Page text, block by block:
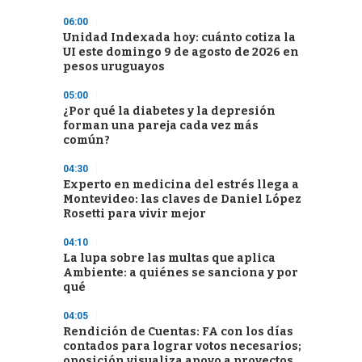
06:00
Unidad Indexada hoy: cuánto cotiza la
UI este domingo 9 de agosto de 2026 en
pesos uruguayos
05:00
¿Por qué la diabetes y la depresión
forman una pareja cada vez más
común?
04:30
Experto en medicina del estrés llega a
Montevideo: las claves de Daniel López
Rosetti para vivir mejor
04:10
La lupa sobre las multas que aplica
Ambiente: a quiénes se sanciona y por
qué
04:05
Rendición de Cuentas: FA con los días
contados para lograr votos necesarios;